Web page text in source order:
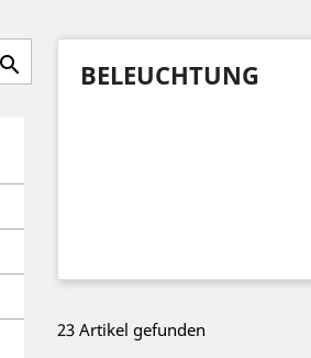
 BELEUCHTUNG
23 Artikel gefunden